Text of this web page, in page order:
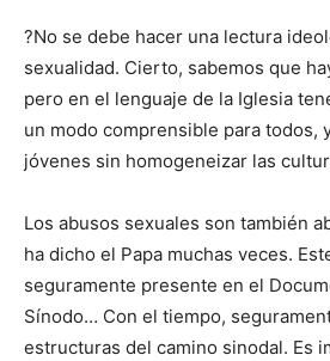
?No se debe hacer una lectura
sexualidad. Cierto, sabemos que
pero en el lenguaje de la Iglesia
un modo comprensible para todos,
jóvenes sin homogeneizar las
Los abusos sexuales son también
ha dicho el Papa muchas veces.
seguramente presente en el
Sínodo… Con el tiempo,
estructuras del camino sinodal. Es